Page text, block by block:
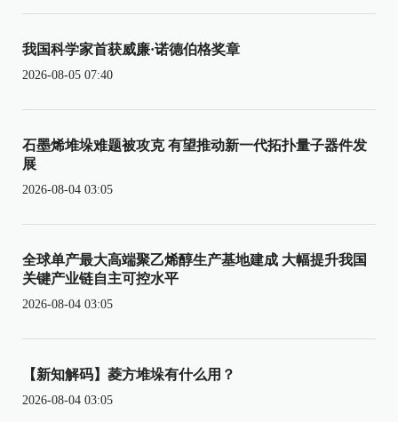
我国科学家首获威廉·诺德伯格奖章
2026-08-05 07:40
石墨烯堆垛难题被攻克 有望推动新一代拓扑量子器件发
展
2026-08-04 03:05
全球单产最大高端聚乙烯醇生产基地建成 大幅提升我国
关键产业链自主可控水平
2026-08-04 03:05
【新知解码】菱方堆垛有什么用？
2026-08-04 03:05